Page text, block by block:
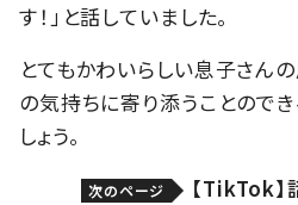
す！」と話していました。
とてもかわいらしい息子さん
の気持ちに寄り添うことので
しょう。
次のページ 【TikTok